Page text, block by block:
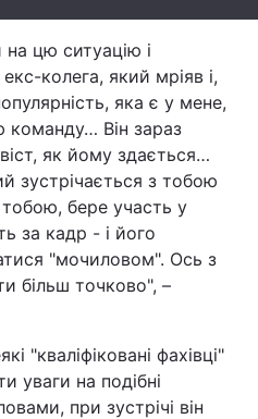
цю ситуацію і
колега, який мріяв і,
яка є у мене,
команду… Він зараз
як йому здається…
зустрічається з тобою
тобою, бере участь у
за кадр - і його
"мочиловом". Ось з
більш точково", –
"кваліфіковані фахівці"
уваги на подібні
при зустрічі він